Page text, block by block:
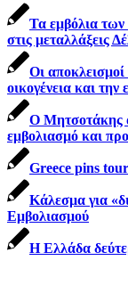
Τα εμβόλια
στις μεταλλάξεις
Οι αποκλεισμοί
οικογένεια και την
Ο Μητσοτάκης
εμβολιασμό και
Greece pins
Κάλεσμα για
Εμβολιασμού
H Ελλάδα